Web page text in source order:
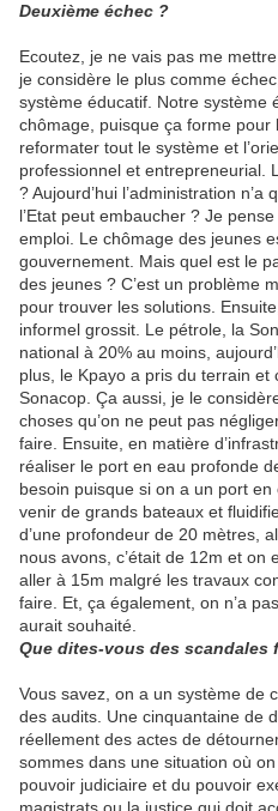
Deuxième échec ?
Ecoutez, je ne vais pas me
je considère le plus comme
système éducatif. Notre système
chômage, puisque ça forme pour
reformater tout le système et
professionnel et entrepreneurial.
? Aujourd’hui l’administration
l’Etat peut embaucher ? Je pense
emploi. Le chômage des jeunes
gouvernement. Mais quel est le
des jeunes ? C’est un problème
pour trouver les solutions.
informel grossit. Le pétrole, la
national à 20% au moins,
plus, le Kpayo a pris du terrain et
Sonacop. Ça aussi, je le
choses qu’on ne peut pas
faire. Ensuite, en matière
réaliser le port en eau profonde
besoin puisque si on a un port
venir de grands bateaux et
d’une profondeur de 20 mètres,
nous avons, c’était de 12m et
aller à 15m malgré les travaux
faire. Et, ça également, on n’a
aurait souhaité.
Que dites-vous des scandales
Vous savez, on a un système de
des audits. Une cinquantaine de
réellement des actes de
sommes dans une situation où
pouvoir judiciaire et du pouvoir